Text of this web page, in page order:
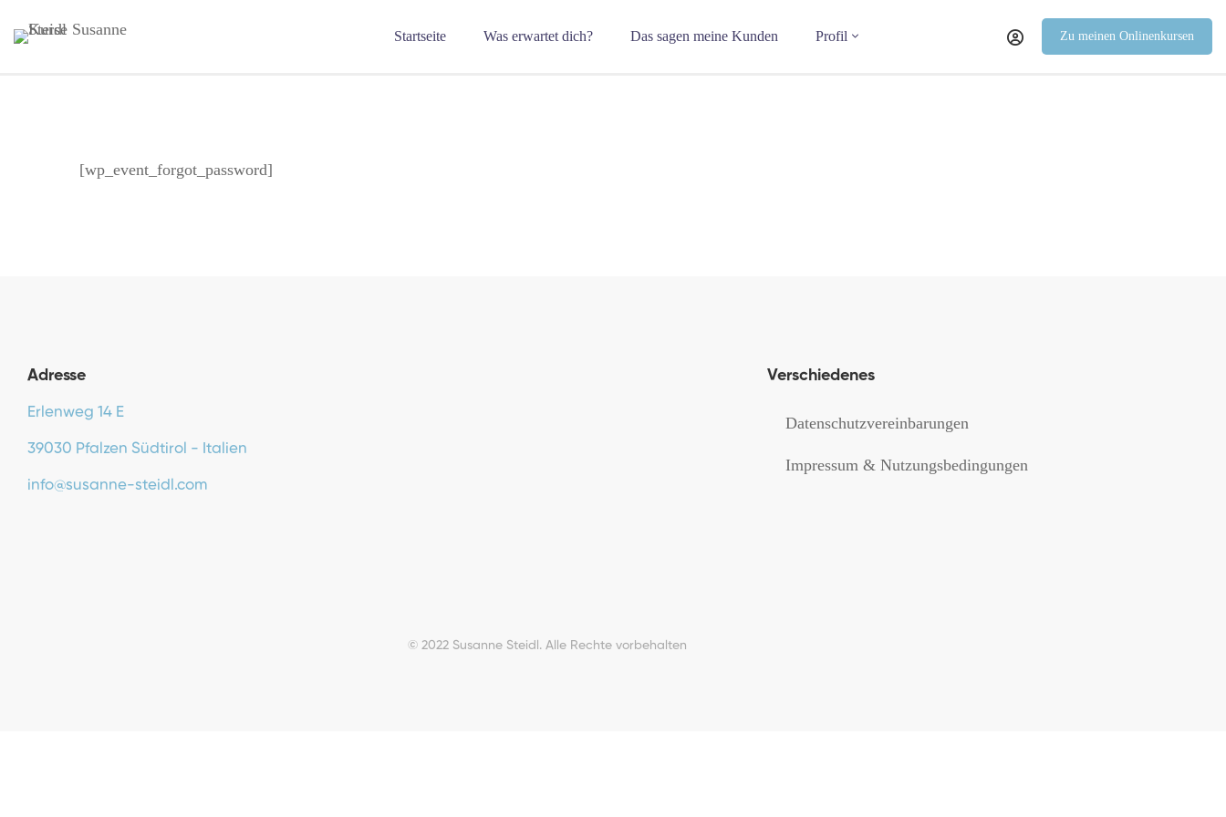
Startseite Was erwartet dich? Das sagen meine Kunden Profil Zu meinen Onlinenkursen
[wp_event_forgot_password]
Adresse
Erlenweg 14 E
39030 Pfalzen Südtirol - Italien
info@susanne-steidl.com
Verschiedenes
Datenschutzvereinbarungen
Impressum & Nutzungsbedingungen
© 2022 Susanne Steidl. Alle Rechte vorbehalten